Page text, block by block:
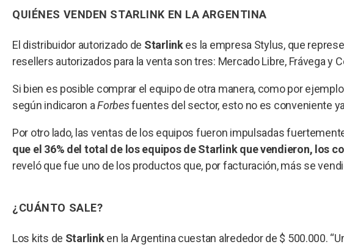
QUIÉNES VENDEN STARLINK EN LA ARGENTINA
El distribuidor autorizado de Starlinkes la empresa Stylus, que
resellers autorizados para la venta son tres: Mercado Libre, Frávega y
Si bien es posible comprar el equipo de otra manera, como por
según indicaron aForbesfuentes del sector, esto no es conveniente
Por otro lado, las ventas de los equipos fueron impulsadas
que el 36% del total de los equipos de Starlink que vendieron, los
reveló que fue uno de los productos que, por facturación, más se
¿CUÁNTO SALE?
Los kits de Starlinken la Argentina cuestan alrededor de $ 500.000.